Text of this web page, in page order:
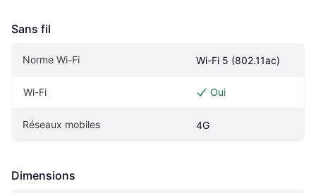
Sans fil
Norme Wi-Fi Wi-Fi 5 (802.11ac)
Wi-Fi Oui
Réseaux mobiles 4G
Dimensions